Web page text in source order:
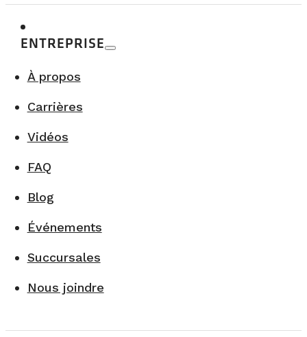
ENTREPRISE
À propos
Carrières
Vidéos
FAQ
Blog
Événements
Succursales
Nous joindre